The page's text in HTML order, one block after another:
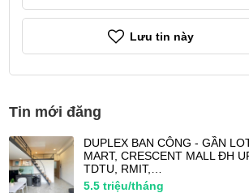
Lưu tin này
Tin mới đăng
DUPLEX BAN CÔNG - GẦN
MART, CRESCENT MALL ĐH
TDTU, RMIT,…
5.5 triệu/tháng